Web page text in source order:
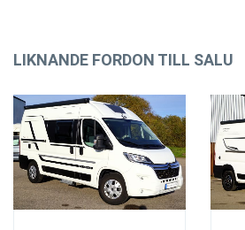
LIKNANDE FORDON TILL SALU